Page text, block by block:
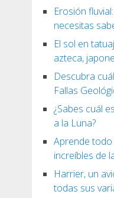
Erosión
necesitas
El sol en
azteca,
Descubra
Fallas
¿Sabes cuál
a la Luna?
Aprende
increíbles de
Harrier, un
todas sus